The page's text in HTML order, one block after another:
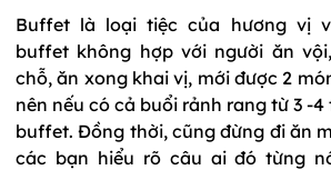
Buffet là loại tiệc của hương vị
buffet không hợp với người ăn
chỗ, ăn xong khai vị, mới được 2
nên nếu có cả buổi rảnh rang từ 3 -
buffet. Đồng thời, cũng đừng đi ăn
các bạn hiểu rõ câu ai đó từng